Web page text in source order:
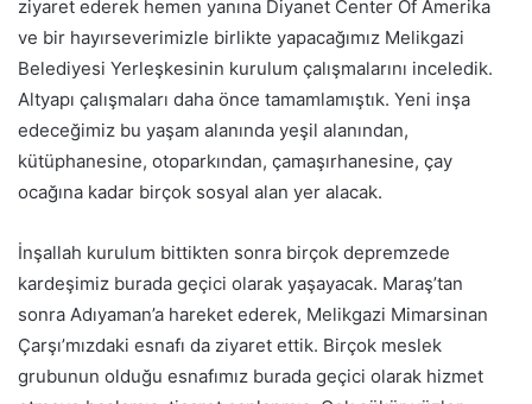
ziyaret ederek hemen yanına Diyanet Center Of Amerika
ve bir hayırseverimizle birlikte yapacağımız Melikgazi
Belediyesi Yerleşkesinin kurulum çalışmalarını inceledik.
Altyapı çalışmaları daha önce tamamlamıştık. Yeni inşa
edeceğimiz bu yaşam alanında yeşil alanından,
kütüphanesine, otoparkından, çamaşırhanesine, çay
ocağına kadar birçok sosyal alan yer alacak.
İnşallah kurulum bittikten sonra birçok depremzede
kardeşimiz burada geçici olarak yaşayacak. Maraş’tan
sonra Adıyaman’a hareket ederek, Melikgazi Mimarsinan
Çarşı’mızdaki esnafı da ziyaret ettik. Birçok meslek
grubunun olduğu esnafımız burada geçici olarak hizmet